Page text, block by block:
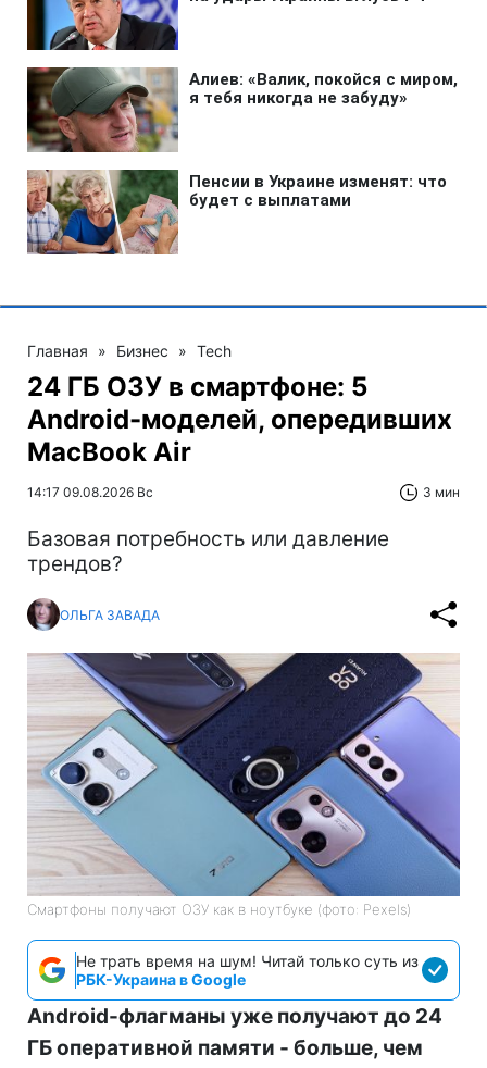
Главная » Бизнес » Tech
24 ГБ ОЗУ в смартфоне: 5
Android-моделей, опередивших
MacBook Air
14:17 09.08.2026 Вс 3 мин
Базовая потребность или давление
трендов?
ОЛЬГА ЗАВАДА
Смартфоны получают ОЗУ как в ноутбуке (фото: Pexels)
Не трать время на шум! Читай только суть из
РБК-Украина в Google
Android-флагманы уже получают до 24
ГБ оперативной памяти - больше, чем